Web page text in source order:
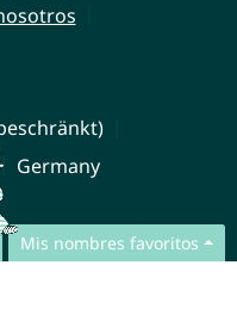
Mis nombres favoritos
Germany